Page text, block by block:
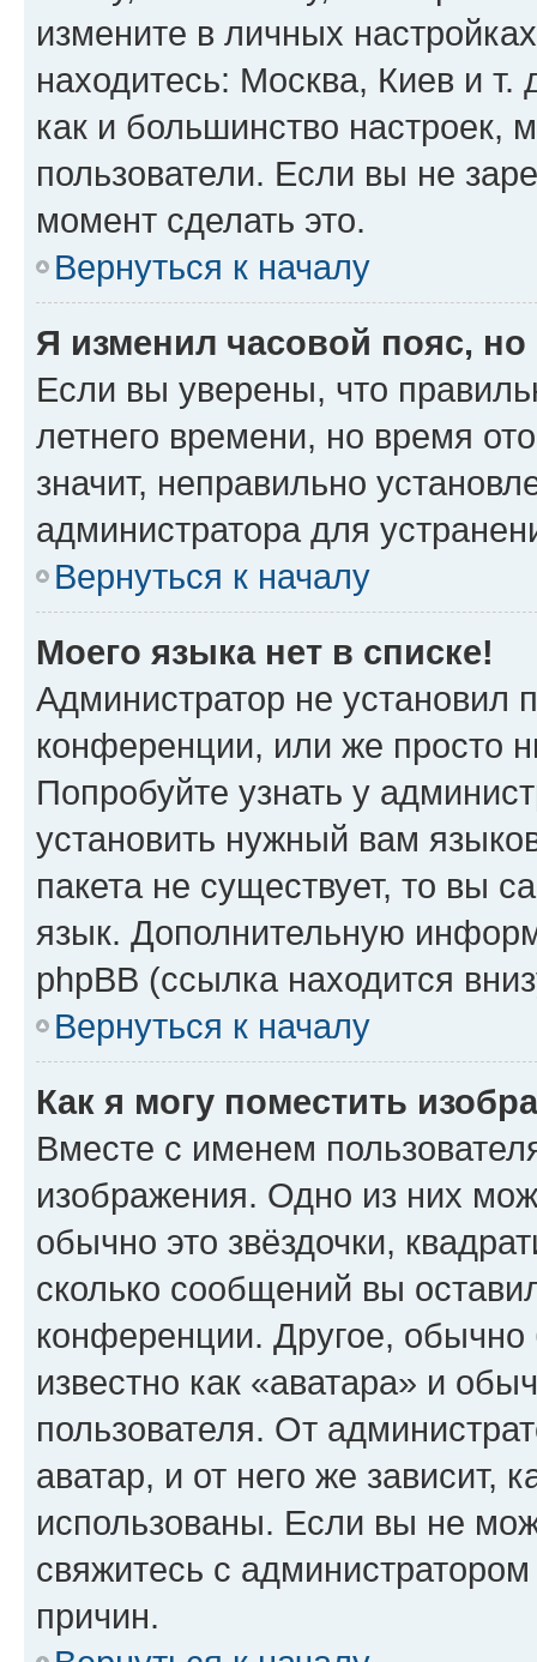
измените в личных
находитесь: Москва, Киев и т.
как и большинство настроек,
пользователи. Если вы не
момент сделать это.
Вернуться к началу
Я изменил часовой пояс,
Если вы уверены, что
летнего времени, но время
значит, неправильно
администратора для
Вернуться к началу
Моего языка нет в списке!
Администратор не установил
конференции, или же просто
Попробуйте узнать у
установить нужный вам
пакета не существует, то вы
язык. Дополнительную
phpBB (ссылка находится
Вернуться к началу
Как я могу поместить
Вместе с именем
изображения. Одно из них
обычно это звёздочки,
сколько сообщений вы
конференции. Другое,
известно как «аватара» и
пользователя. От
аватар, и от него же зависит,
использованы. Если вы не
свяжитесь с
причин.